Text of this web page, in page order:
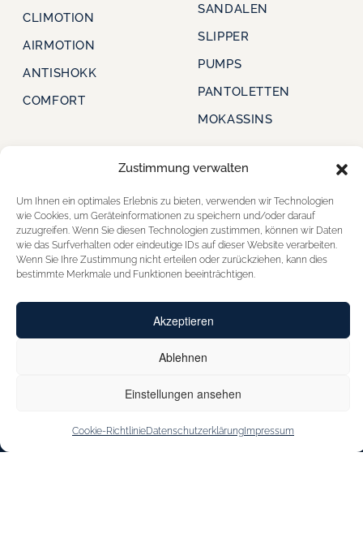
Zustimmung verwalten
Um Ihnen ein optimales Erlebnis zu bieten, verwenden wir Technologien
wie Cookies, um Geräteinformationen zu speichern und/oder darauf
zuzugreifen. Wenn Sie diesen Technologien zustimmen, können wir Daten
wie das Surfverhalten oder eindeutige IDs auf dieser Website verarbeiten.
Wenn Sie Ihre Zustimmung nicht erteilen oder zurückziehen, kann dies
bestimmte Merkmale und Funktionen beeinträchtigen.
Akzeptieren
Ablehnen
Einstellungen ansehen
Cookie-RichtlinieDatenschutzerklärung Impressum
CLIMOTION
AIRMOTION
ANTISHOKK
COMFORT
SANDALEN
SLIPPER
PUMPS
PANTOLETTEN
MOKASSINS
STARTSEITE
INSPIRATION
CAPRICE
FÜR HÄNDLER
MESSEN
VERTRETUNGEN
SHOE OUTLET